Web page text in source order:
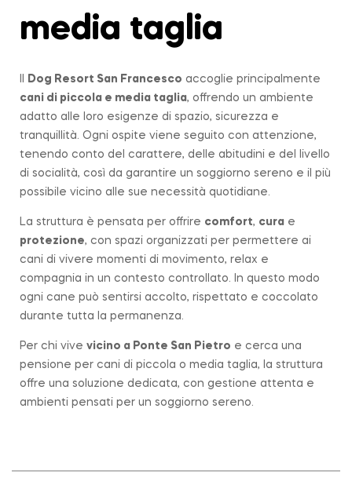
media taglia
Dog Resort San Francesco accoglie principalmente
cani di piccola e media taglia, offrendo un ambiente
adatto alle loro esigenze di spazio, sicurezza e
tranquillità. Ogni ospite viene seguito con attenzione,
tenendo conto del carattere, delle abitudini e del livello
di socialità, così da garantire un soggiorno sereno e il più
possibile vicino alle sue necessità quotidiane.
La struttura è pensata per offrire comfort, cura e
protezione, con spazi organizzati per permettere ai
cani di vivere momenti di movimento, relax e
compagnia in un contesto controllato. In questo modo
ogni cane può sentirsi accolto, rispettato e coccolato
durante tutta la permanenza.
Per chi vive vicino a Ponte San Pietro e cerca una
pensione per cani di piccola o media taglia, la struttura
offre una soluzione dedicata, con gestione attenta e
ambienti pensati per un soggiorno sereno.